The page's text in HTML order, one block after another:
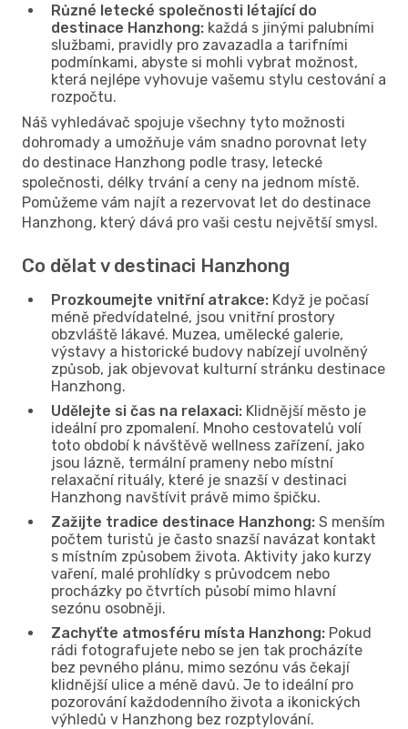
Různé letecké společnosti létající do
destinace Hanzhong: každá s jinými palubními
službami, pravidly pro zavazadla a tarifními
podmínkami, abyste si mohli vybrat možnost,
která nejlépe vyhovuje vašemu stylu cestování a
rozpočtu.
Náš vyhledávač spojuje všechny tyto možnosti
dohromady a umožňuje vám snadno porovnat lety
do destinace Hanzhong podle trasy, letecké
společnosti, délky trvání a ceny na jednom místě.
Pomůžeme vám najít a rezervovat let do destinace
Hanzhong, který dává pro vaši cestu největší smysl.
Co dělat v destinaci Hanzhong
Prozkoumejte vnitřní atrakce: Když je počasí
méně předvídatelné, jsou vnitřní prostory
obzvláště lákavé. Muzea, umělecké galerie,
výstavy a historické budovy nabízejí uvolněný
způsob, jak objevovat kulturní stránku destinace
Hanzhong.
Udělejte si čas na relaxaci: Klidnější město je
ideální pro zpomalení. Mnoho cestovatelů volí
toto období k návštěvě wellness zařízení, jako
jsou lázně, termální prameny nebo místní
relaxační rituály, které je snazší v destinaci
Hanzhong navštívit právě mimo špičku.
Zažijte tradice destinace Hanzhong: S menším
počtem turistů je často snazší navázat kontakt
s místním způsobem života. Aktivity jako kurzy
vaření, malé prohlídky s průvodcem nebo
procházky po čtvrtích působí mimo hlavní
sezónu osobněji.
Zachyťte atmosféru místa Hanzhong: Pokud
rádi fotografujete nebo se jen tak procházíte
bez pevného plánu, mimo sezónu vás čekají
klidnější ulice a méně davů. Je to ideální pro
pozorování každodenního života a ikonických
výhledů v Hanzhong bez rozptylování.